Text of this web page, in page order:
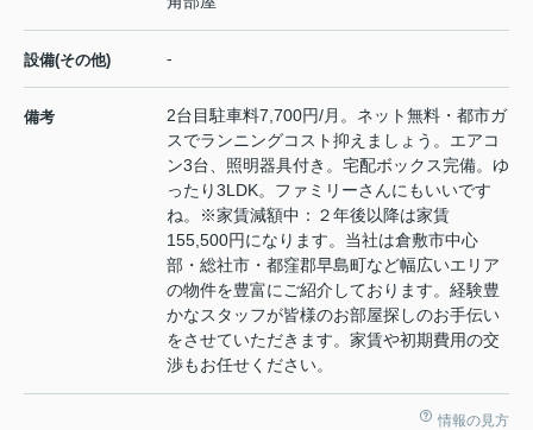
設備(その他) -
備考
2台目駐車料7,700円/月。ネット無料・都市ガ
スでランニングコスト抑えましょう。エアコ
ン3台、照明器具付き。宅配ボックス完備。ゆ
ったり3LDK。ファミリーさんにもいいです
ね。※家賃減額中：２年後以降は家賃
155,500円になります。当社は倉敷市中心
部・総社市・都窪郡早島町など幅広いエリア
の物件を豊富にご紹介しております。経験豊
かなスタッフが皆様のお部屋探しのお手伝い
をさせていただきます。家賃や初期費用の交
渉もお任せください。
情報の見方